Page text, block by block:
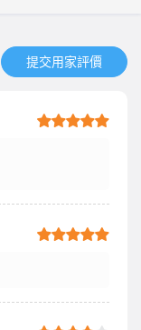
提交用家評價​